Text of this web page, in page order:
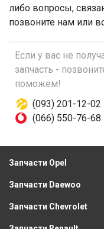
либо вопросы,
позвоните нам или
Если у вас не
запчасть -
поможем!
(093) 201-12-02
(066) 550-76-68
Запчасти Opel
Запчасти Daewoo
Запчасти Chevrolet